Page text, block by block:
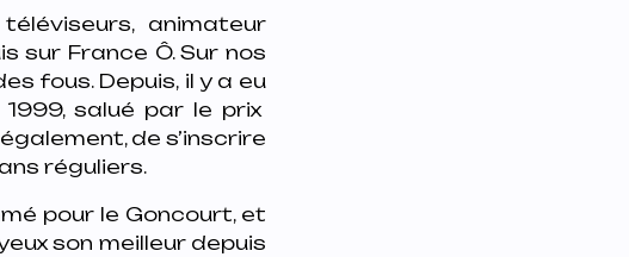
animateur
sur France Ô. Sur nos
fous. Depuis, il y a eu
1999, salué par le prix
de s’inscrire
réguliers.
pour le Goncourt, et
son meilleur depuis